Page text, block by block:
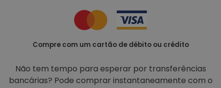
Compre com um cartão de débito ou crédito
Não tem tempo para esperar por transferências
bancárias? Pode comprar instantaneamente com o